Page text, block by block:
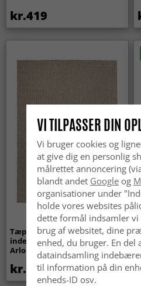
kr.419
Tæpper til
indendørs/udendørs brug -
Arlo (beige)
kr.439
VI TILPASSER DIN
Vi bruger cookies og
at give dig en personlig
målrettet annoncering
blandt andet Googleog
organisationer under
holde vores websites
dette formål indsamler
brug af websitet, dine
enhed, du bruger. En del
dataindsamling
til information på din
enheds-ID osv.